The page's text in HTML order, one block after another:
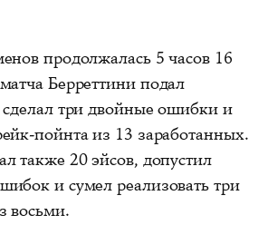
продолжалась 5 часов 16
Берреттини подал
сделал три двойные ошибки и
пойнта из 13 заработанных.
также 20 эйсов, допустил
и сумел реализовать три
восьми.